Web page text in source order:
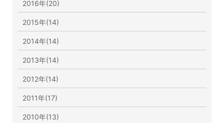
2016年(20)
2015年(14)
2014年(14)
2013年(14)
2012年(14)
2011年(17)
2010年(13)